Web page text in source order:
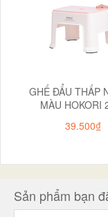
GHẾ ĐẨU THẤP
MÀU HOKORI
39.500₫
Sản phẩm bạn